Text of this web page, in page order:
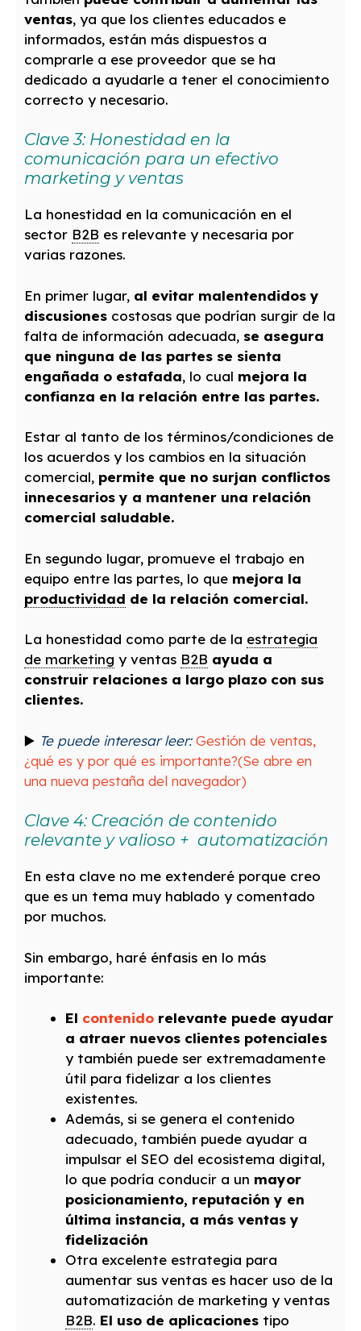
ventas, ya que los clientes educados e
informados, están más dispuestos a
comprarle a ese proveedor que se ha
dedicado a ayudarle a tener el conocimiento
correcto y necesario.
Clave 3: Honestidad en la
comunicación para un efectivo
marketing y ventas
La honestidad en la comunicación en el
sector B2B es relevante y necesaria por
varias razones.
En primer lugar, al evitar malentendidos y
discusiones costosas que podrían surgir de la
falta de información adecuada, se asegura
que ninguna de las partes se sienta
engañada o estafada, lo cual mejora la
confianza en la relación entre las partes.
Estar al tanto de los términos/condiciones de
los acuerdos y los cambios en la situación
comercial, permite que no surjan conflictos
innecesarios y a mantener una relación
comercial saludable.
En segundo lugar, promueve el trabajo en
equipo entre las partes, lo que mejora la
productividad de la relación comercial.
La honestidad como parte de la estrategia
de marketing y ventas B2B ayuda a
construir relaciones a largo plazo con sus
clientes.
▶️ Te puede interesar leer: Gestión de ventas,
¿qué es y por qué es importante?(Se abre en
una nueva pestaña del navegador)
Clave 4: Creación de contenido
relevante y valioso + automatización
En esta clave no me extenderé porque creo
que es un tema muy hablado y comentado
por muchos.
Sin embargo, haré énfasis en lo más
importante:
El contenido relevante puede ayudar
a atraer nuevos clientes potenciales
y también puede ser extremadamente
útil para fidelizar a los clientes
existentes.
Además, si se genera el contenido
adecuado, también puede ayudar a
impulsar el SEO del ecosistema digital,
lo que podría conducir a un mayor
posicionamiento, reputación y en
última instancia, a más ventas y
fidelización
Otra excelente estrategia para
aumentar sus ventas es hacer uso de la
automatización de marketing y ventas
B2B. El uso de aplicaciones tipo